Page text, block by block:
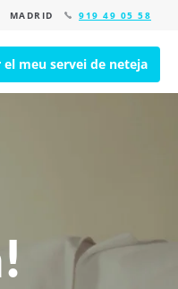
MADRID 919 49 05 58
el meu servei de neteja